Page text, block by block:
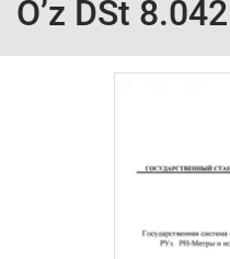
O’z DSt